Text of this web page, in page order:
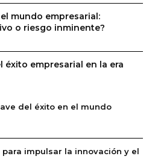
mundo empresarial:
o riesgo inminente?
éxito empresarial en la era
del éxito en el mundo
impulsar la innovación y el